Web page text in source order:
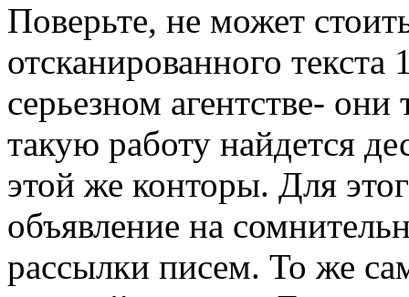
Поверьте, не может
отсканированного
серьезном агентстве-
такую работу найдется
этой же конторы. Для
объявление на
рассылки писем. То же